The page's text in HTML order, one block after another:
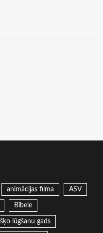
animācijas filma ASV
Bībele
lūgšanu gads